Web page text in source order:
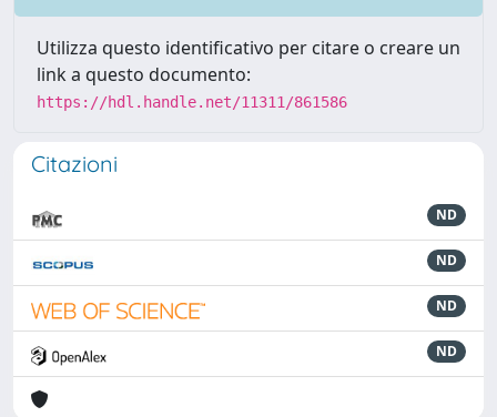
Utilizza questo identificativo per citare o creare un
link a questo documento:
https://hdl.handle.net/11311/861586
Citazioni
ND
ND
ND
ND